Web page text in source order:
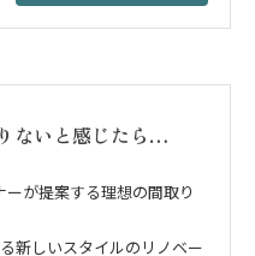
ないと感じたら…
が提案する理想の間取り
新しいスタイルのリノベー